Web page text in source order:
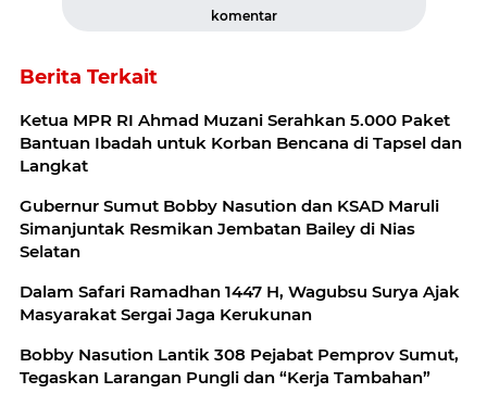
komentar
Berita Terkait
Ketua MPR RI Ahmad Muzani Serahkan 5.000 Paket
Bantuan Ibadah untuk Korban Bencana di Tapsel dan
Langkat
Gubernur Sumut Bobby Nasution dan KSAD Maruli
Simanjuntak Resmikan Jembatan Bailey di Nias
Selatan
Dalam Safari Ramadhan 1447 H, Wagubsu Surya Ajak
Masyarakat Sergai Jaga Kerukunan
Bobby Nasution Lantik 308 Pejabat Pemprov Sumut,
Tegaskan Larangan Pungli dan “Kerja Tambahan”